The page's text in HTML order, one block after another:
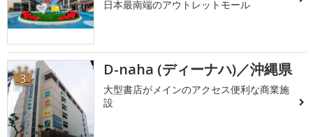
日本最南端のアウトレットモール
3 D-naha (ディーナハ)／沖縄県
大型書店がメインのアクセス便利な商業施
設